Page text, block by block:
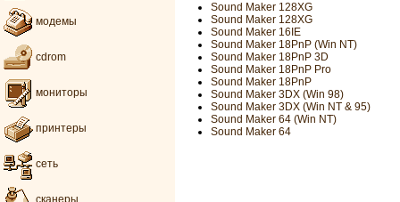
модемы
cdrom
мониторы
принтеры
сеть
сканеры
Sound Maker 128XG
Sound Maker 128XG
Sound Maker 16IE
Sound Maker 18PnP (Win NT)
Sound Maker 18PnP 3D
Sound Maker 18PnP Pro
Sound Maker 18PnP
Sound Maker 3DX (Win 98)
Sound Maker 3DX (Win NT & 95)
Sound Maker 64 (Win NT)
Sound Maker 64